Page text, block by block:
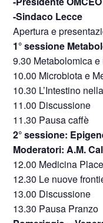
-Sindaco Lecce
Apertura e
1° sessione
9.30 Metabolomica
10.00 Microbiota e
10.30 L’Intestino
11.00 Discussione
11.30 Pausa caffè
2° sessione:
Moderatori: A.M.
12.00 Medicina
12.30 Le nuove
13.00 Discussione
13.30 Pausa Pranzo